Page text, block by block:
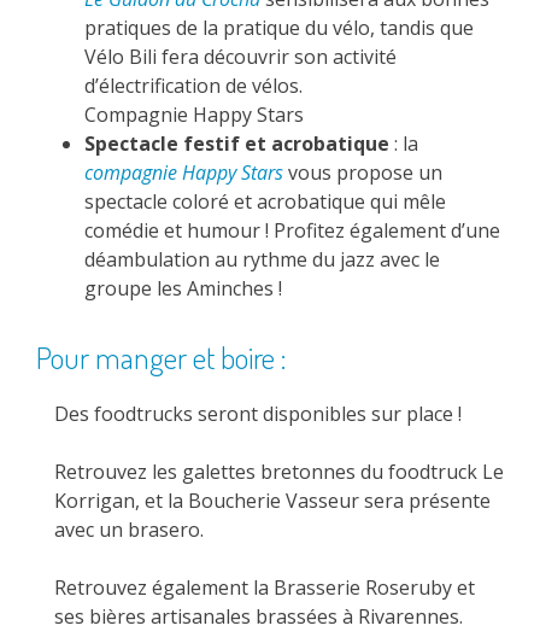
pratiques de la pratique du vélo, tandis que
Vélo Bili fera découvrir son activité
d’électrification de vélos.
Compagnie Happy Stars
Spectacle festif et acrobatique : la
compagnie Happy Starsvous propose un
spectacle coloré et acrobatique qui mêle
comédie et humour ! Profitez également d’une
déambulation au rythme du jazz avec le
groupe les Aminches !
Pour manger et boire :
Des foodtrucks seront disponibles sur place !
Retrouvez les galettes bretonnes du foodtruck Le
Korrigan, et la Boucherie Vasseur sera présente
avec un brasero.
Retrouvez également la Brasserie Roseruby et
ses bières artisanales brassées à Rivarennes.